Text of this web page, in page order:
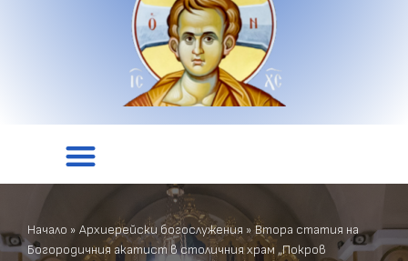
Начало » Архиерейски богослужения »Втора статия на
Богородичния акатист в столичния храм „Покров